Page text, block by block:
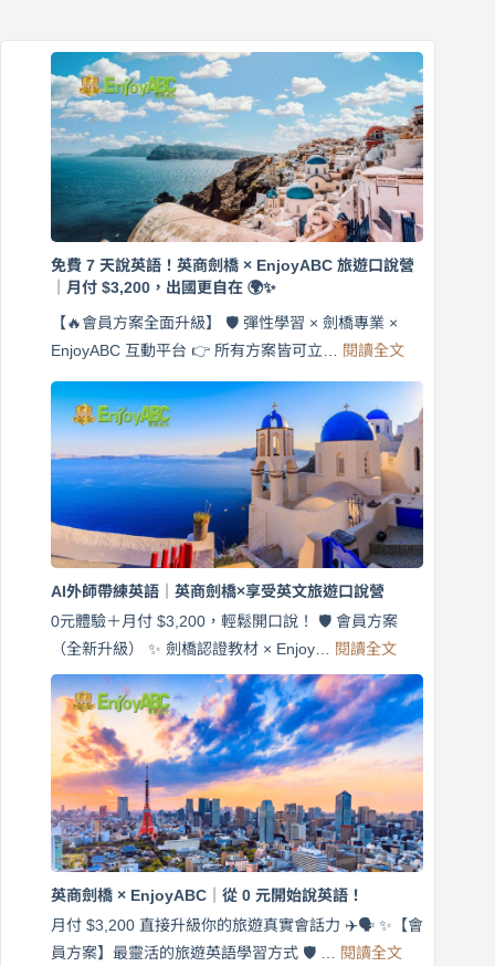
免費 7 天說英語！英商劍橋 × EnjoyABC 旅遊口說營
｜月付 $3,200，出國更自在 🌍✨
【🔥會員方案全面升級】 🛡️ 彈性學習 × 劍橋專業 ×
EnjoyABC 互動平台 👉 所有方案皆可立… 閱讀全文:
天
說
英
語！
英
商
劍
口
說
營
月
$3,200，
出
國
在
AI外師帶練英語｜英商劍橋×享受英文旅遊口說營
0元體驗＋月付 $3,200，輕鬆開口說！ 🛡️ 會員方案
（全新升級） ✨ 劍橋認證教材 × Enjoy… 閱讀全文:
外
師
帶
英
｜
英
商
×
享
英商劍橋 × EnjoyABC｜從 0 元開始說英語！
月付 $3,200 直接升級你的旅遊真實會話力 ✈️🗣️ ✨【會
員方案】最靈活的旅遊英語學習方式 🛡️ … 閱讀全文: